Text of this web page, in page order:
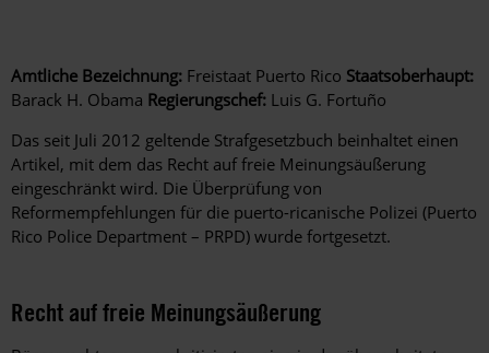
Amtliche Bezeichnung: Freistaat Puerto Rico Staatsoberhaupt:
Barack H. Obama Regierungschef: Luis G. Fortuño
Das seit Juli 2012 geltende Strafgesetzbuch beinhaltet einen
Artikel, mit dem das Recht auf freie Meinungsäußerung
eingeschränkt wird. Die Überprüfung von
Reformempfehlungen für die puerto-ricanische Polizei (Puerto
Rico Police Department – PRPD) wurde fortgesetzt.
Recht auf freie Meinungsäußerung